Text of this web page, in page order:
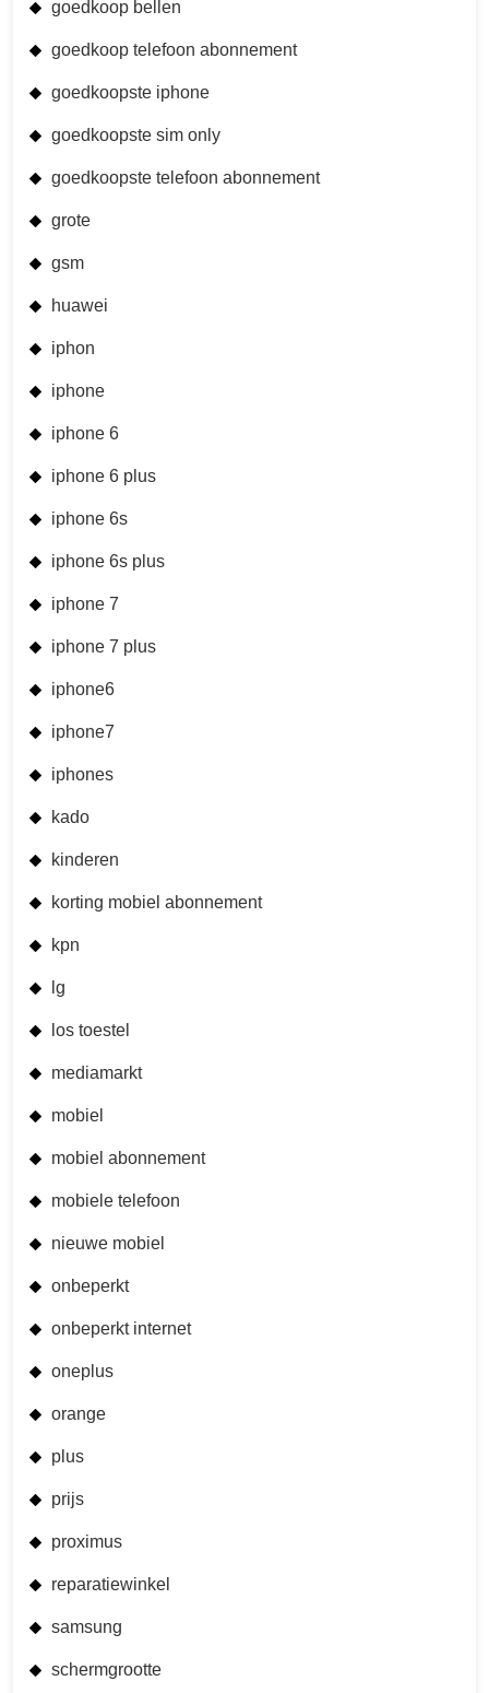
goedkoop bellen
goedkoop telefoon abonnement
goedkoopste iphone
goedkoopste sim only
goedkoopste telefoon abonnement
grote
gsm
huawei
iphon
iphone
iphone 6
iphone 6 plus
iphone 6s
iphone 6s plus
iphone 7
iphone 7 plus
iphone6
iphone7
iphones
kado
kinderen
korting mobiel abonnement
kpn
lg
los toestel
mediamarkt
mobiel
mobiel abonnement
mobiele telefoon
nieuwe mobiel
onbeperkt
onbeperkt internet
oneplus
orange
plus
prijs
proximus
reparatiewinkel
samsung
schermgrootte